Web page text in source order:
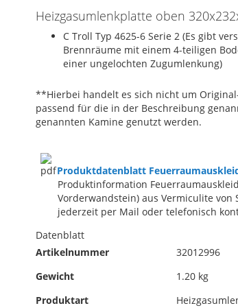
Heizgasumlenkplatte oben
C Troll Typ 4625-6 Serie 2 (Es gibt
Brennräume mit einem 4-teiligen
einer ungelochten Zugumlenkung)
**Hierbei handelt es sich nicht um
passend für die in der Beschreibung
genannten Kamine genutzt werden.
Produktdatenblatt
Produktinformation
Vorderwandstein) aus Vermiculite von
jederzeit per Mail oder telefonisch
Datenblatt
Artikelnummer
32012996
Gewicht
1.20 kg
Produktart